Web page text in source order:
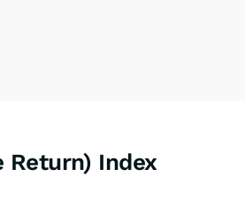
Return) Index